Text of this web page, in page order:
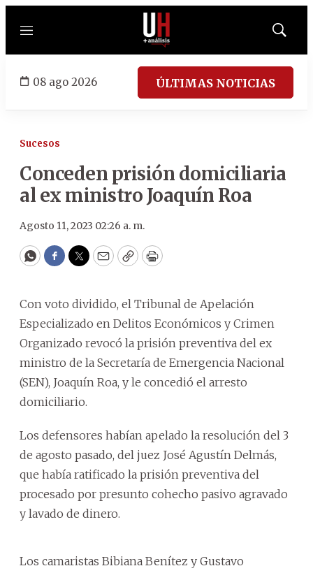
Menú
Mostrar
08 ago 2026 ÚLTIMAS NOTICIAS
Sucesos
Conceden prisión domiciliaria
al ex ministro Joaquín Roa
Agosto 11, 2023 02:26 a. m.
WhatsApp
Facebook
Twitter
EmailCopyPrint
Con voto dividido, el Tribunal de Apelación
Especializado en Delitos Económicos y Crimen
Organizado revocó la prisión preventiva del ex
ministro de la Secretaría de Emergencia Nacional
(SEN), Joaquín Roa, y le concedió el arresto
domiciliario.
Los defensores habían apelado la resolución del 3
de agosto pasado, del juez José Agustín Delmás,
que había ratificado la prisión preventiva del
procesado por presunto cohecho pasivo agravado
y lavado de dinero.
Los camaristas Bibiana Benítez y Gustavo